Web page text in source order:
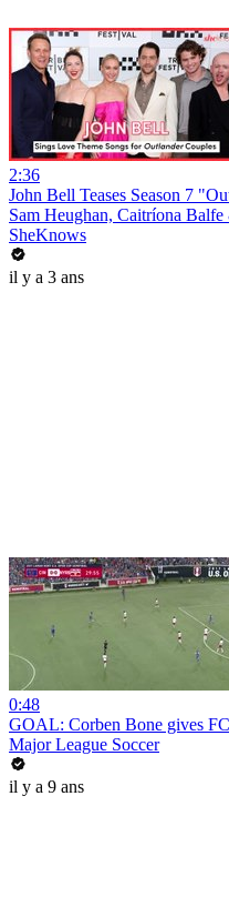
2:36
John Bell Teases Season 7
Sam Heughan, Caitríona
SheKnows
il y a 3 ans
0:48
GOAL: Corben Bone gives
Major League Soccer
il y a 9 ans